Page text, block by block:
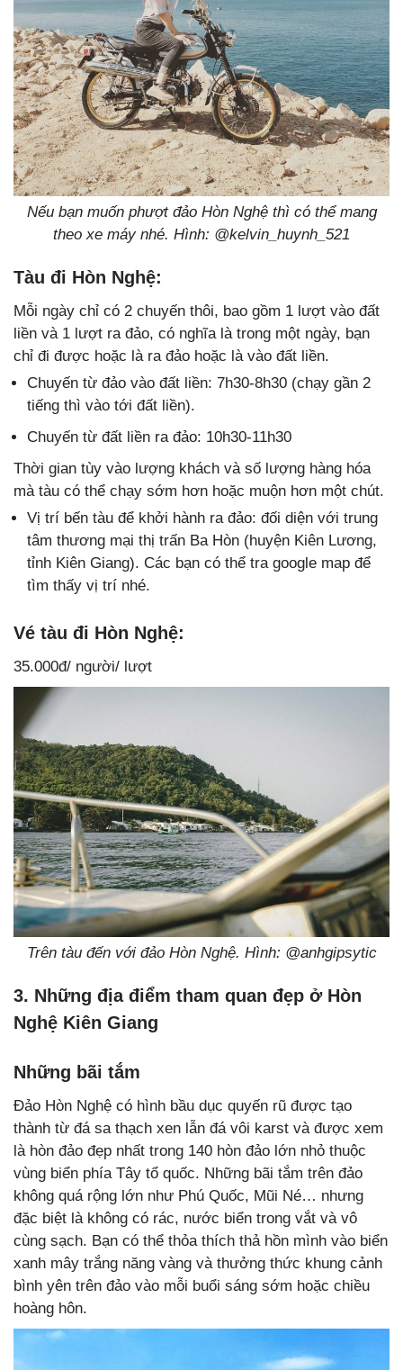
Nếu bạn muốn phượt đảo Hòn Nghệ thì có thể mang
theo xe máy nhé. Hình: @kelvin_huynh_521
Tàu đi Hòn Nghệ:
Mỗi ngày chỉ có 2 chuyến thôi, bao gồm 1 lượt vào đất
liền và 1 lượt ra đảo, có nghĩa là trong một ngày, bạn
chỉ đi được hoặc là ra đảo hoặc là vào đất liền.
Chuyến từ đảo vào đất liền: 7h30-8h30 (chạy gần 2
tiếng thì vào tới đất liền).
Chuyến từ đất liền ra đảo: 10h30-11h30
Thời gian tùy vào lượng khách và số lượng hàng hóa
mà tàu có thể chạy sớm hơn hoặc muộn hơn một chút.
Vị trí bến tàu để khởi hành ra đảo: đối diện với trung
tâm thương mại thị trấn Ba Hòn (huyện Kiên Lương,
tỉnh Kiên Giang). Các bạn có thể tra google map để
tìm thấy vị trí nhé.
Vé tàu đi Hòn Nghệ:
35.000đ/ người/ lượt
Trên tàu đến với đảo Hòn Nghệ. Hình: @anhgipsytic
3. Những địa điểm tham quan đẹp ở Hòn
Nghệ Kiên Giang
Những bãi tắm
Đảo Hòn Nghệ có hình bầu dục quyến rũ được tạo
thành từ đá sa thạch xen lẫn đá vôi karst và được xem
là hòn đảo đẹp nhất trong 140 hòn đảo lớn nhỏ thuộc
vùng biển phía Tây tổ quốc. Những bãi tắm trên đảo
không quá rộng lớn như Phú Quốc, Mũi Né… nhưng
đặc biệt là không có rác, nước biển trong vắt và vô
cùng sạch. Bạn có thể thỏa thích thả hồn mình vào biển
xanh mây trắng năng vàng và thưởng thức khung cảnh
bình yên trên đảo vào mỗi buổi sáng sớm hoặc chiều
hoàng hôn.